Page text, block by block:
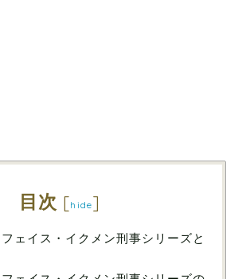
目次 [hide]
ェイス・イクメン刑事シリーズと